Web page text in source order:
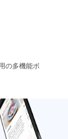
の多機能ボ